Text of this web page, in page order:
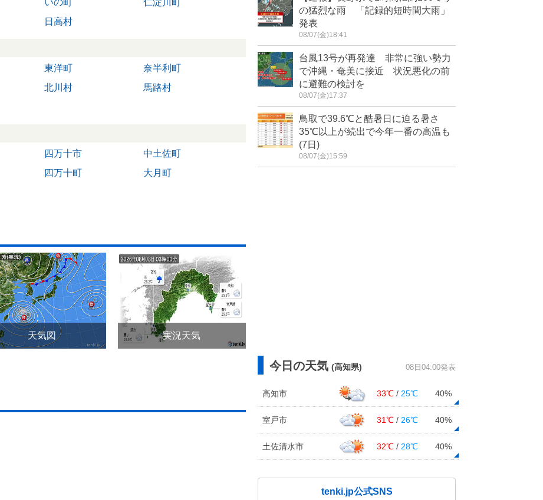
いの町
仁淀川町
日高村
東洋町
奈半利町
北川村
馬路村
四万十市
中土佐町
四万十町
大月町
天気図 実況天気
の猛烈な雨 「記録的短時間大雨」
発表
08/07(金)18:41
台風13号が再発達 非常に強い勢力
で沖縄・奄美に接近 状況悪化の前
に避難の検討を
08/07(金)17:37
鳥取で39.6℃と酷暑日に迫る暑さ
35℃以上が続出で今年一番の高温も
(7日)
08/07(金)15:59
今日の天気 (高知県) 08日04:00発表
高知市 33℃ / 25℃ 40%
室戸市 31℃ / 26℃ 40%
土佐清水市 32℃ / 28℃ 40%
tenki.jp公式SNS